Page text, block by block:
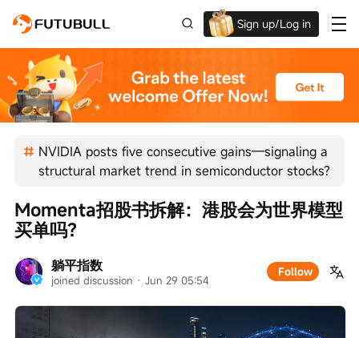
Sign up/Log in
Up to $1,600 Welcome Rewards!
NVIDIA posts five consecutive gains—signaling a
structural market trend in semiconductor stocks?
躺平指数
joined discussion · Jun 29 05:54
Follow
Momenta招股书拆解：港股会为世界模型
买单吗？